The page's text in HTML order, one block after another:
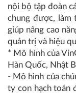
nội bộ tập đoàn
chung được, làm
giúp nâng cao
quản trị và hiệu
* Mô hình của
Hàn Quốc, Nhật
- Mô hình của
ty con hạch toán